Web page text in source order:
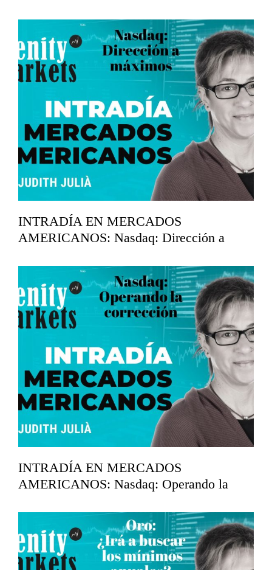
INTRADÍA EN MERCADOS
AMERICANOS: Nasdaq: Dirección a
INTRADÍA EN MERCADOS
AMERICANOS: Nasdaq: Operando la